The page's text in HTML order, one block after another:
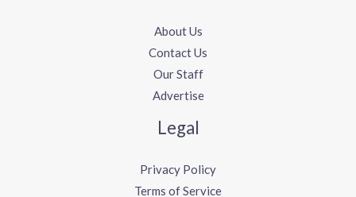
About Us
Contact Us
Our Staff
Advertise
Legal
Privacy Policy
Terms of Service